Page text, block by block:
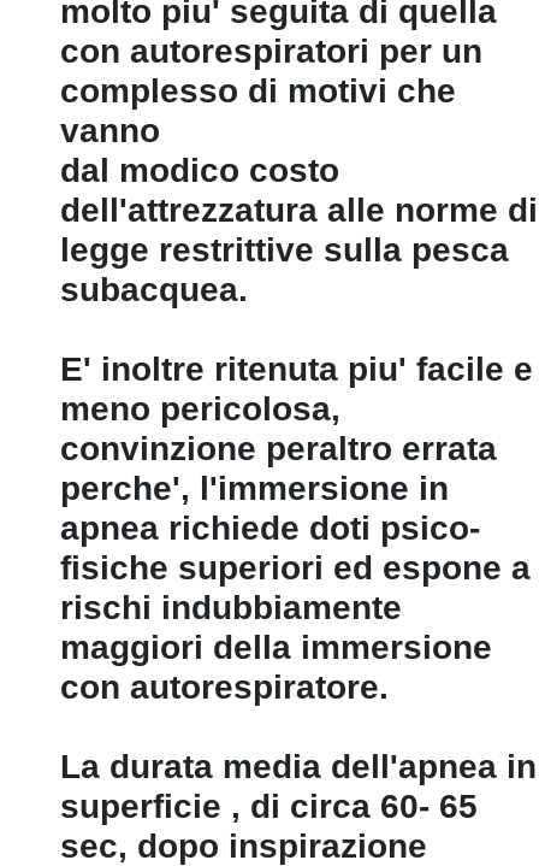
molto piu' seguita di quella
con autorespiratori per un
complesso di motivi che
vanno
dal modico costo
dell'attrezzatura alle norme di
legge restrittive sulla pesca
subacquea.
E' inoltre ritenuta piu' facile e
meno pericolosa,
convinzione peraltro errata
perche', l'immersione in
apnea richiede doti psico-
fisiche superiori ed espone a
rischi indubbiamente
maggiori della immersione
con autorespiratore.
La durata media dell'apnea in
superficie ‚ di circa 60- 65
sec, dopo inspirazione